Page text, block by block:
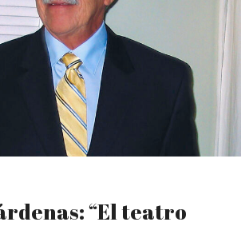
“El teatro